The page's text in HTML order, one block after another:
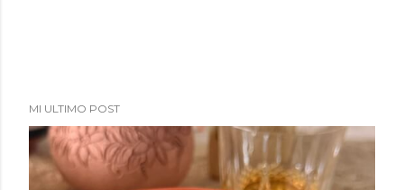
MI ULTIMO POST